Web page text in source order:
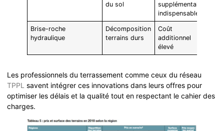
du sol
supplémentaire,
indispensable
Brise-roche
hydraulique
Décomposition
terrains durs
Coût
additionnel
élevé
Les professionnels du terrassement comme ceux du réseau
TPPL savent intégrer ces innovations dans leurs offres pour
optimiser les délais et la qualité tout en respectant le cahier des
charges.